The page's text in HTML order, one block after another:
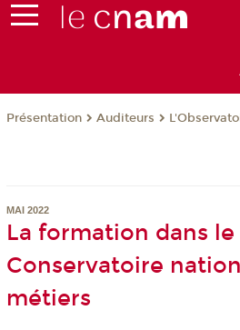
Présentation Auditeurs
MAI 2022
La formation dans le
Conservatoire
métiers